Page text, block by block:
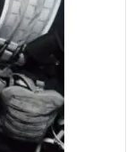
200
EN
APARATOSA
SE